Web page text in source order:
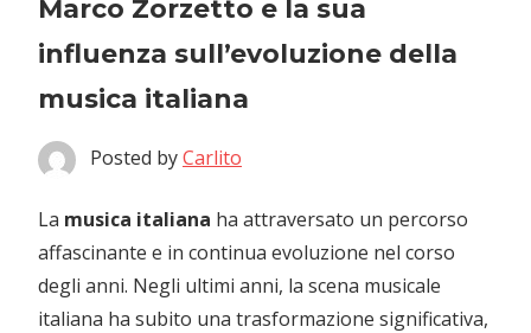
Marco Zorzetto e la sua
influenza sull’evoluzione della
musica italiana
Posted byCarlito
La musica italiana ha attraversato un percorso
affascinante e in continua evoluzione nel corso
degli anni. Negli ultimi anni, la scena musicale
italiana ha subito una trasformazione significativa,